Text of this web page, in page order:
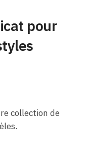
pour
collection de